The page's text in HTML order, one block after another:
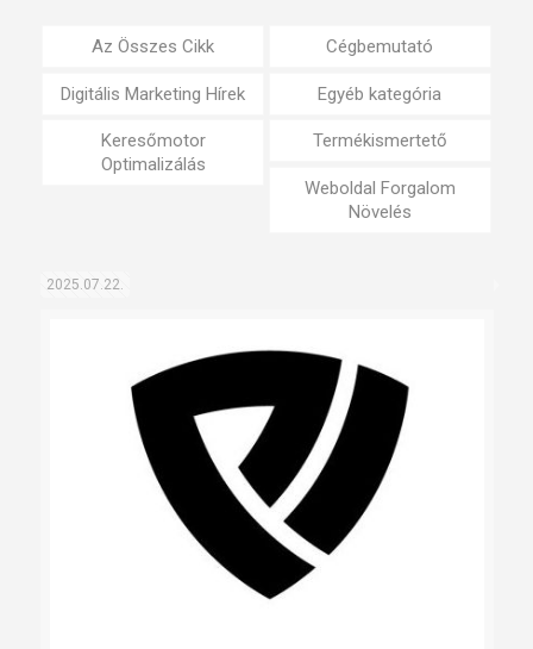
Az Összes Cikk Cégbemutató
Digitális Marketing Hírek Egyéb kategória
Keresőmotor
Optimalizálás
Termékismertető
Weboldal Forgalom
Növelés
2025.07.22.